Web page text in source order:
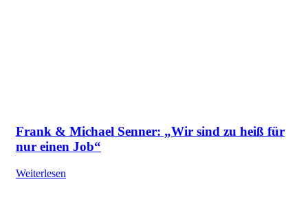
Frank & Michael Senner: „Wir sind zu heiß für
nur einen Job“
Weiterlesen